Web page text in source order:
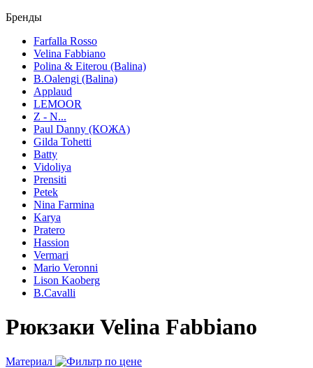
Бренды
Farfalla Rosso
Velina Fabbiano
Polina & Eiterou (Balina)
B.Oalengi (Balina)
Applaud
LEMOOR
Z - N...
Paul Danny (КОЖА)
Gilda Tohetti
Batty
Vidoliya
Prensiti
Petek
Nina Farmina
Karya
Pratero
Hassion
Vermari
Mario Veronni
Lison Kaoberg
B.Cavalli
Рюкзаки Velina Fabbiano
Материал